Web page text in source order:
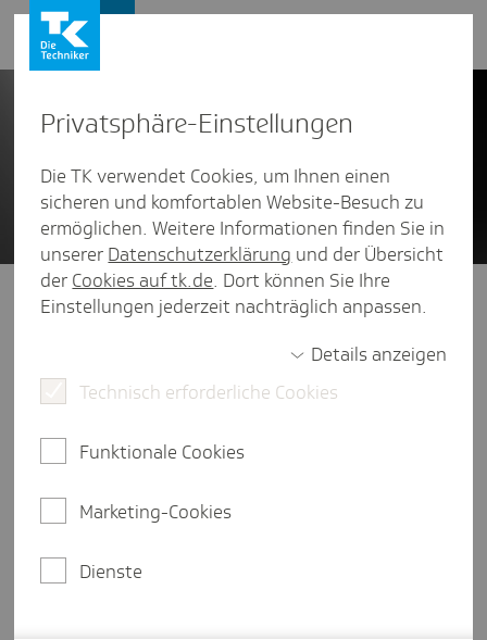
Wie haben sich die Leistungsausgaben bei den
gesetzlichen Krankenkassen entwickelt? Wie setzen
sich Finanzreserven zusammen? Die Antworten in
Zahlen gibt es in den folgenden Grafiken.
Presse und Politik / Themen von A - Z
Zu den Nutzungsbedingungen
Privat­sphäre-Einstel­lungen
Die TK verwendet Cookies, um Ihnen einen
sicheren und komfortablen Website-Besuch zu
ermöglichen. Weitere Informationen finden Sie in
unserer Datenschutzerklärung und der Übersicht
der Cookies auf tk.de. Dort können Sie Ihre
Einstellungen jederzeit nachträglich anpassen.
Details anzeigen
Technisch erforderliche Cookies
Funktionale Cookies
Marketing-Cookies
Dienste